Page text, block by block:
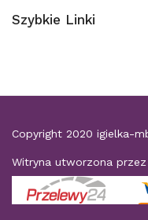
Szybkie Linki
Copyright 2020 igielka-
Witryna utworzona przez